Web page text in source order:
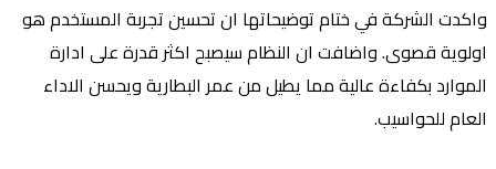
واكدت الشركة في ختام توضيحاتها ان تحسين تجربة المستخدم هو
اولوية قصوى. واضافت ان النظام سيصبح اكثر قدرة على ادارة
الموارد بكفاءة عالية مما يطيل من عمر البطارية ويحسن الاداء
العام للحواسيب.